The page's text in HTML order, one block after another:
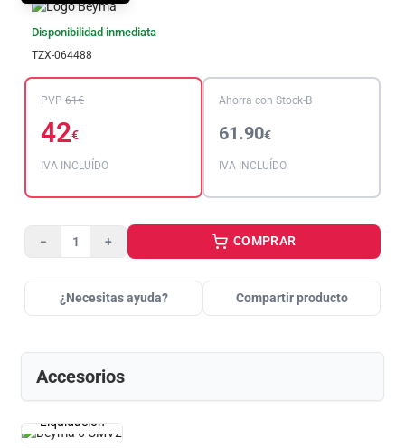
Disponibilidad inmediata
TZX-064488
PVP 61€
42€
IVA INCLUÍDO
Ahorra con Stock-B
61.90€
IVA INCLUÍDO
− + COMPRAR
¿Necesitas ayuda? Compartir producto
Accesorios
Liquidación